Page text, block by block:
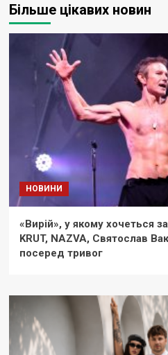
Більше цікавих новин
НОВИНИ
«Вирій», у якому хочеться
KRUT, NAZVA, Святослав
посеред тривог